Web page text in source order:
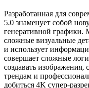
Разработанная для
5.0 знаменует собой
генеративной графики.
сложные визуальные
и использует
совершает сложные
создавать
трендам и
добиться 4K супер-